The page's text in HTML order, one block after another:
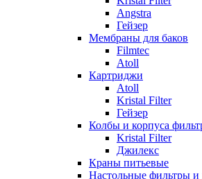
Angstra
Гейзер
Мембраны для баков
Filmtec
Atoll
Картриджи
Atoll
Kristal Filter
Гейзер
Колбы и корпуса
Kristal Filter
Джилекс
Краны питьевые
Настольные фильтры и